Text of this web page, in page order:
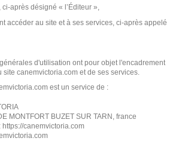
après désigné « l’Éditeur »,
accéder au site et à ses services, ci-après appelé
d'utilisation ont pour objet l'encadrement
canemvictoria.com et de ses services.
est un service de :
MONTFORT BUZET SUR TARN, france
canemvictoria.com